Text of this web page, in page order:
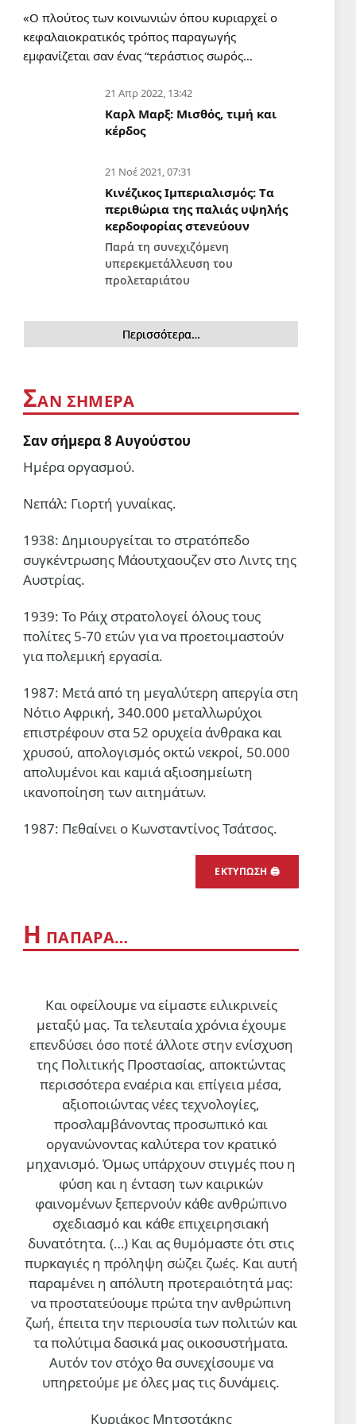
Εσύ σε τι είδος οικογένειας
ανήκεις;
6 Αυγ 2026, 19:11
Οικότροφοι Φοιτητικής Εστίας
Αθηνών: Κυβέρνηση και
ΙΝΕΔΙΒΙΜ δεν έχουν κανένα
εκατοντάδες φοιτητές!
ΔΙΕΘΝΗ
Λιβανέζος βουλευτής ζητά τον
τερματισμό των απευθείας
διαπραγματεύσεων με το
Ισραήλ
6 Αυγ 2026, 18:18
Εν γνώσει των συνεπειών, με
σεμνότητα και χωρίς φόβο
ΔΙΕΘΝΗ
Νετανιάχου για την
αναδιαμόρφωση της Μέσης
Ανατολής;
Σαν σήμερα 6 Αυγούστου
6 Αυγ 2026, 00:01
Οι δυνάμεις της Υεμένης
έπληξαν το αεροδρόμιο της
Ναζράν στη Σαουδική Αραβία
και ένα τάνκερ
ΔΙΕΘΝΗ
«Δεν ήταν δικό μας σχέδιο»: Ο
Νετανιάχου απορρίπτει την
«ιστορική συμφωνία
αφοπλισμού» της Γάζας που
προώθησε ο Τραμπ
5 Αυγ 2026, 19:42
ΔΙΕΘΝΗ
«Ο πλούτος των κοινωνιών όπου κυριαρχεί ο
κεφαλαιοκρατικός τρόπος παραγωγής
εμφανίζεται σαν ένας “τεράστιος σωρός…
21 Απρ 2022, 13:42
Καρλ Μαρξ: Μισθός, τιμή και
κέρδος
21 Νοέ 2021, 07:31
Κινέζικος Ιμπεριαλισμός: Tα
περιθώρια της παλιάς υψηλής
κερδοφορίας στενεύουν
Παρά τη συνεχιζόμενη
υπερεκμετάλλευση του
προλεταριάτου
Περισσότερα…
ΣΑΝ ΣΗΜΕΡΑ
Σαν σήμερα 8 Αυγούστου
Ημέρα οργασμού.
Νεπάλ: Γιορτή γυναίκας.
1938: Δημιουργείται το στρατόπεδο
συγκέντρωσης Μάουτχαουζεν στο Λιντς της
Αυστρίας.
1939: Το Ράιχ στρατολογεί όλους τους
πολίτες 5-70 ετών για να προετοιμαστούν
για πολεμική εργασία.
1987: Μετά από τη μεγαλύτερη απεργία στη
Νότιο Αφρική, 340.000 μεταλλωρύχοι
επιστρέφουν στα 52 ορυχεία άνθρακα και
χρυσού, απολογισμός οκτώ νεκροί, 50.000
απολυμένοι και καμιά αξιοσημείωτη
ικανοποίηση των αιτημάτων.
1987: Πεθαίνει ο Κωνσταντίνος Τσάτσος.
ΕΚΤΥΠΩΣΗ 🖨
Η ΠΑΠΑΡΑ…
Και οφείλουμε να είμαστε ειλικρινείς
μεταξύ μας. Τα τελευταία χρόνια έχουμε
επενδύσει όσο ποτέ άλλοτε στην ενίσχυση
της Πολιτικής Προστασίας, αποκτώντας
περισσότερα εναέρια και επίγεια μέσα,
αξιοποιώντας νέες τεχνολογίες,
προσλαμβάνοντας προσωπικό και
οργανώνοντας καλύτερα τον κρατικό
μηχανισμό. Όμως υπάρχουν στιγμές που η
φύση και η ένταση των καιρικών
φαινομένων ξεπερνούν κάθε ανθρώπινο
σχεδιασμό και κάθε επιχειρησιακή
δυνατότητα. (…) Και ας θυμόμαστε ότι στις
πυρκαγιές η πρόληψη σώζει ζωές. Και αυτή
παραμένει η απόλυτη προτεραιότητά μας:
να προστατεύουμε πρώτα την ανθρώπινη
ζωή, έπειτα την περιουσία των πολιτών και
τα πολύτιμα δασικά μας οικοσυστήματα.
Αυτόν τον στόχο θα συνεχίσουμε να
υπηρετούμε με όλες μας τις δυνάμεις.
Κυριάκος Μητσοτάκης